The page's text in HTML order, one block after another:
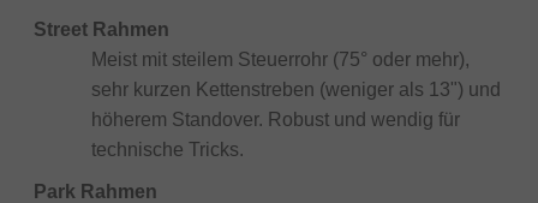
Street Rahmen
Meist mit steilem Steuerrohr (75° oder mehr),
sehr kurzen Kettenstreben (weniger als 13") und
höherem Standover. Robust und wendig für
technische Tricks.
Park Rahmen